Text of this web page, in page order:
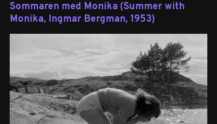
Sommaren med Monika (Summer with
Monika, Ingmar Bergman, 1953)